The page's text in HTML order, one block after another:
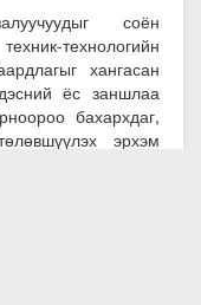
соён
технологийн
хангасан
ёс заншлаа
бахархдаг,
эрхэм